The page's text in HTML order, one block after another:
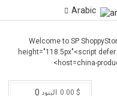
Arabic
0 البنود $ 0.00